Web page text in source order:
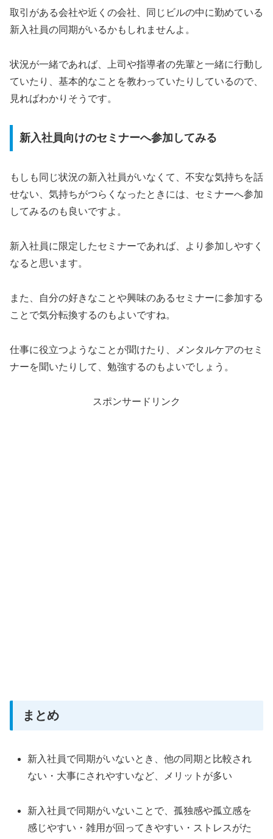
取引がある会社や近くの会社、同じビルの中に勤めている
新入社員の同期がいるかもしれませんよ。
状況が一緒であれば、上司や指導者の先輩と一緒に行動し
ていたり、基本的なことを教わっていたりしているので、
見ればわかりそうです。
新入社員向けのセミナーへ参加してみる
もしも同じ状況の新入社員がいなくて、不安な気持ちを話
せない、気持ちがつらくなったときには、セミナーへ参加
してみるのも良いですよ。
新入社員に限定したセミナーであれば、より参加しやすく
なると思います。
また、自分の好きなことや興味のあるセミナーに参加する
ことで気分転換するのもよいですね。
仕事に役立つようなことが聞けたり、メンタルケアのセミ
ナーを聞いたりして、勉強するのもよいでしょう。
スポンサードリンク
まとめ
新入社員で同期がいないとき、他の同期と比較され
ない・大事にされやすいなど、メリットが多い
新入社員で同期がいないことで、孤独感や孤立感を
感じやすい・雑用が回ってきやすい・ストレスがた